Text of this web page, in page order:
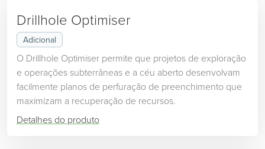
Drillhole Optimiser
Adicional
O Drillhole Optimiser permite que projetos de exploração
e operações subterrâneas e a céu aberto desenvolvam
facilmente planos de perfuração de preenchimento que
maximizam a recuperação de recursos.
Detalhes do produto